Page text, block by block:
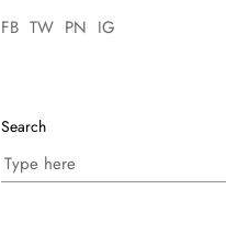
FB TW PN IG
Search
Search
for: